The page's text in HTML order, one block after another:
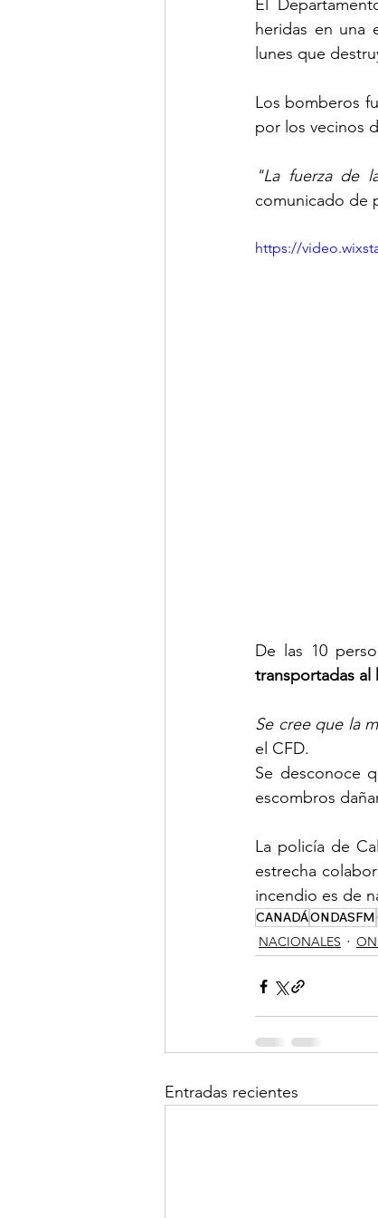
El
heridas en una
lunes que
Los bomberos
por los vecinos
"La fuerza de
comunicado de
https://
De las 10
transportadas
Se cree que la
el CFD.
Se desconoce
escombros
La policía de
estrecha
incendio es de
CANADÁONDASFM
NACIONALES
Entradas recientes